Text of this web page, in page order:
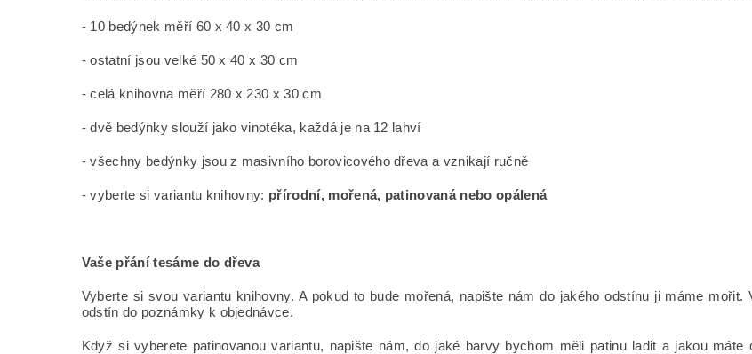
- 10 bedýnek měří 60 x 40 x 30 cm
- ostatní jsou velké 50 x 40 x 30 cm
- celá knihovna měří 280 x 230 x 30 cm
- dvě bedýnky slouží jako vinotéka, každá je na 12 lahví
- všechny bedýnky jsou z masivního borovicového dřeva a vznikají ručně
- vyberte si variantu knihovny: přírodní, mořená, patinovaná nebo opálená
Vaše přání tesáme do dřeva
Vyberte si svou variantu knihovny. A pokud to bude mořená, napište nám do jakého odstínu ji máme
odstín do poznámky k objednávce.
Když si vyberete patinovanou variantu, napište nám, do jaké barvy bychom měli patinu ladit a jakou